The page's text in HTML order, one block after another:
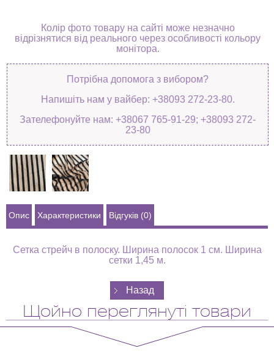
Колір фото товару на сайті може незначно
відрізнятися від реального через особливості кольору
монітора.
Потрібна допомога з вибором?
Напишіть нам у вайбер: +38093 272-23-80.
Зателефонуйте нам: +38067 765-91-29; +38093 272-
23-80
Опис Характеристики Відгуків (0)
Сетка стрейч в полоску. Ширина полосок 1 см. Ширина
сетки 1,45 м.
Щойно переглянуті товари